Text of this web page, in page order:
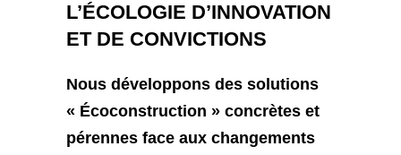
L’ÉCOLOGIE D’INNOVATION
ET DE CONVICTIONS
Nous développons des solutions
« Écoconstruction » concrètes et
pérennes face aux changements